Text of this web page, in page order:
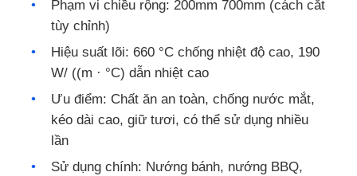
cuộn dây nhôm
cuộn dây nhôm
Nhôm rô tấm
Phạm vi chiều rộng: 200mm 700mm (cách cắt
tùy chỉnh)
Hiệu suất lõi: 660 °C chống nhiệt độ cao, 190
W/ ((m · °C) dẫn nhiệt cao
Ưu điểm: Chất ăn an toàn, chống nước mắt,
kéo dài cao, giữ tươi, có thể sử dụng nhiều
lần
Sử dụng chính: Nướng bánh, nướng BBQ,